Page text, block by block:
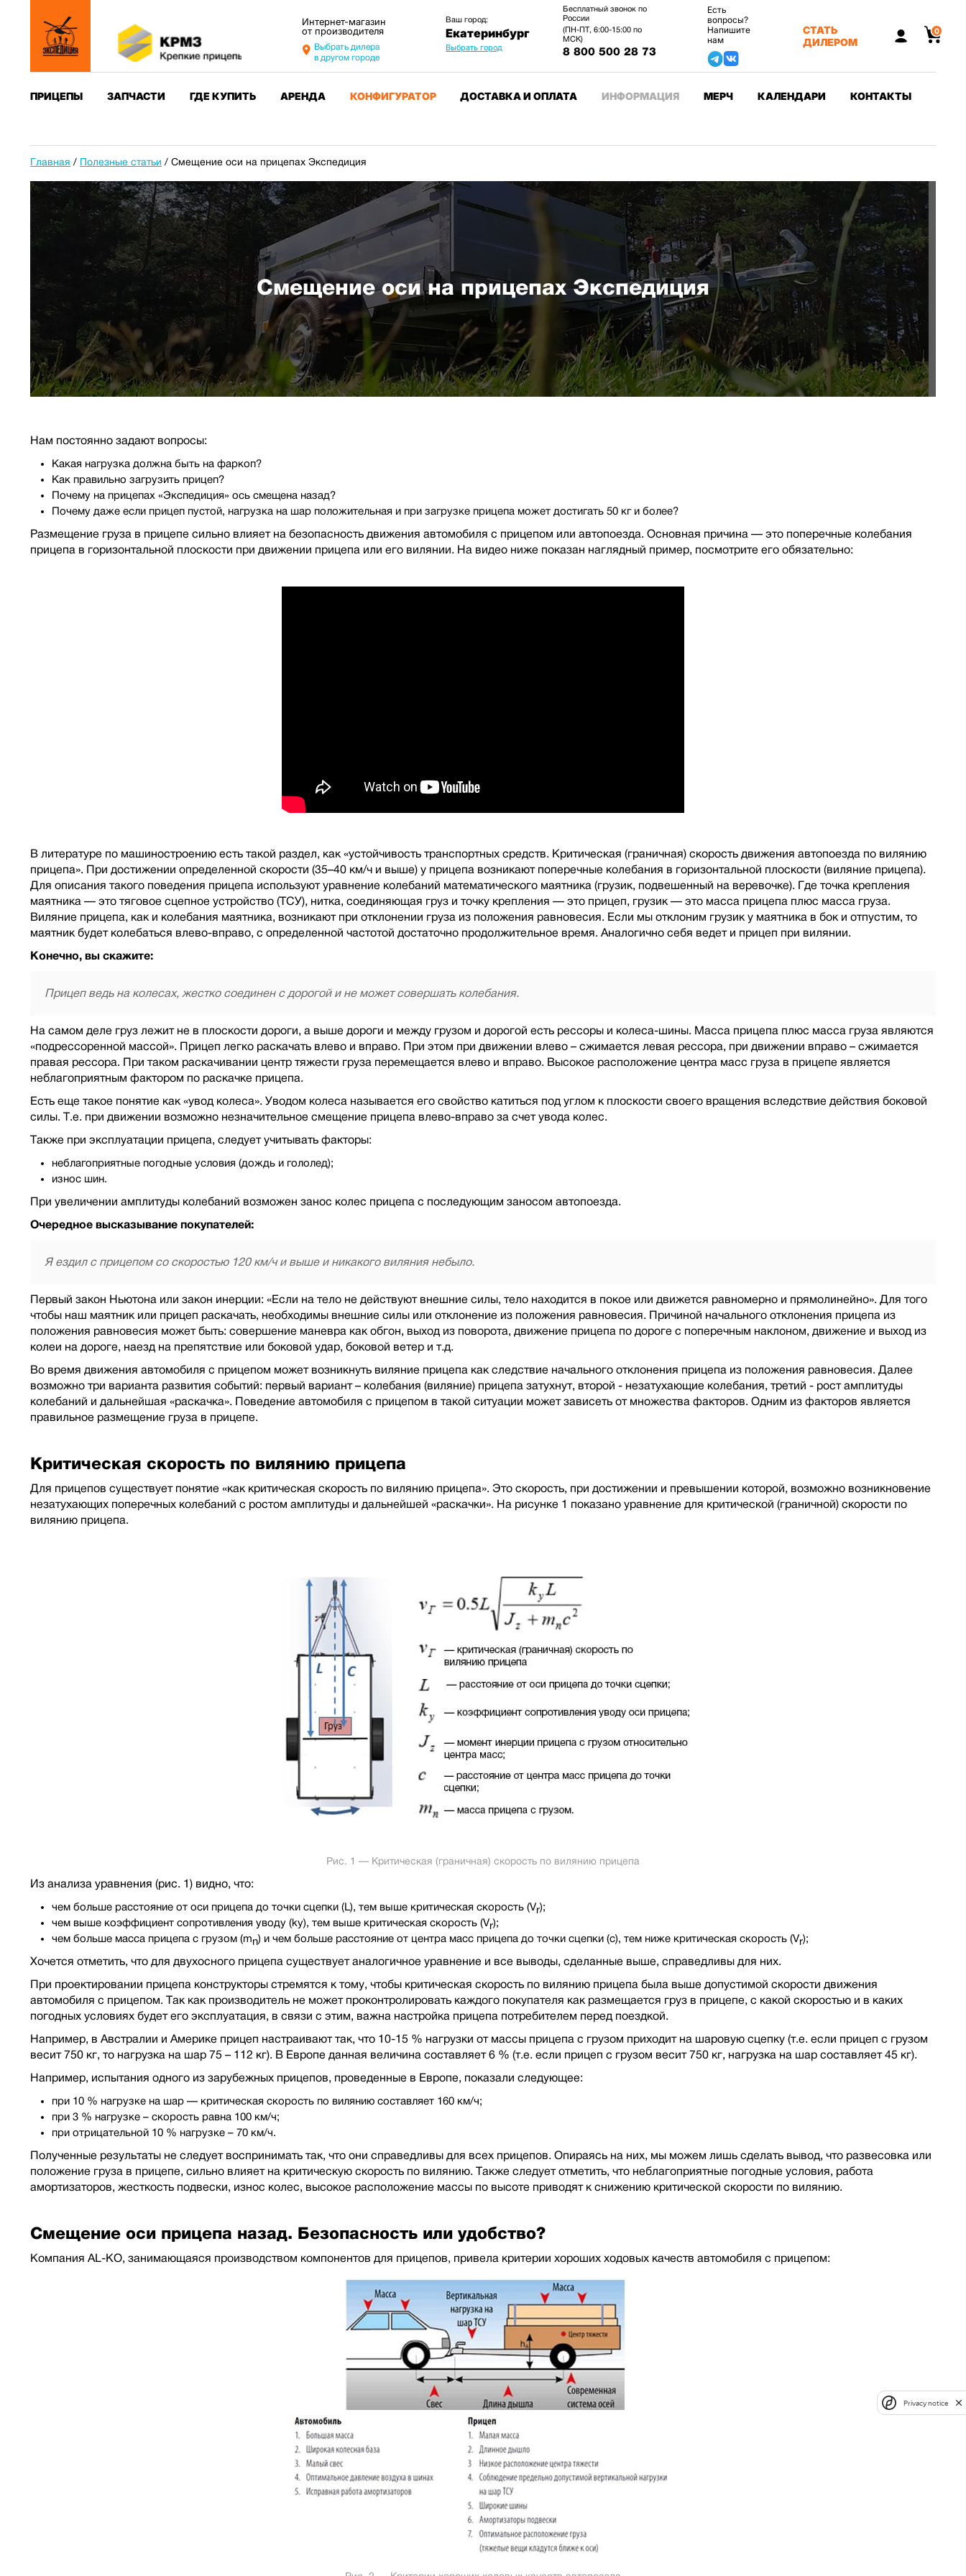
Интернет-магазин
от производителя
Выбрать дилера
в другом городе
Ваш город:
Екатеринбург
Выбрать город
Бесплатный звонок по
России
(ПН-ПТ, 6:00-15:00 по
МСК)
8 800 500 28 73
Есть
вопросы?
Напишите
нам
СТАТЬ
ДИЛЕРОМ
0
ПРИЦЕПЫ ЗАПЧАСТИ ГДЕ КУПИТЬ АРЕНДА КОНФИГУРАТОР ДОСТАВКА И ОПЛАТА ИНФОРМАЦИЯ МЕРЧ КАЛЕНДАРИ КОНТАКТЫ
Главная / Полезные статьи / Смещение оси на прицепах Экспедиция
Смещение оси на прицепах Экспедиция
Нам постоянно задают вопросы:
Какая нагрузка должна быть на фаркоп?
Как правильно загрузить прицеп?
Почему на прицепах «Экспедиция» ось смещена назад?
Почему даже если прицеп пустой, нагрузка на шар положительная и при загрузке прицепа может достигать 50 кг и более?
Размещение груза в прицепе сильно влияет на безопасность движения автомобиля с прицепом или автопоезда. Основная причина — это поперечные колебания
прицепа в горизонтальной плоскости при движении прицепа или его вилянии. На видео ниже показан наглядный пример, посмотрите его обязательно:
В литературе по машиностроению есть такой раздел, как «устойчивость транспортных средств. Критическая (граничная) скорость движения автопоезда по вилянию
прицепа». При достижении определенной скорости (35–40 км/ч и выше) у прицепа возникают поперечные колебания в горизонтальной плоскости (виляние прицепа).
Для описания такого поведения прицепа используют уравнение колебаний математического маятника (грузик, подвешенный на веревочке). Где точка крепления
маятника — это тяговое сцепное устройство (ТСУ), нитка, соединяющая груз и точку крепления — это прицеп, грузик — это масса прицепа плюс масса груза.
Виляние прицепа, как и колебания маятника, возникают при отклонении груза из положения равновесия. Если мы отклоним грузик у маятника в бок и отпустим, то
маятник будет колебаться влево-вправо, с определенной частотой достаточно продолжительное время. Аналогично себя ведет и прицеп при вилянии.
Конечно, вы скажите:
Прицеп ведь на колесах, жестко соединен с дорогой и не может совершать колебания.
На самом деле груз лежит не в плоскости дороги, а выше дороги и между грузом и дорогой есть рессоры и колеса-шины. Масса прицепа плюс масса груза являются
«подрессоренной массой». Прицеп легко раскачать влево и вправо. При этом при движении влево – сжимается левая рессора, при движении вправо – сжимается
правая рессора. При таком раскачивании центр тяжести груза перемещается влево и вправо. Высокое расположение центра масс груза в прицепе является
неблагоприятным фактором по раскачке прицепа.
Есть еще такое понятие как «увод колеса». Уводом колеса называется его свойство катиться под углом к плоскости своего вращения вследствие действия боковой
силы. Т.е. при движении возможно незначительное смещение прицепа влево-вправо за счет увода колес.
Также при эксплуатации прицепа, следует учитывать факторы:
неблагоприятные погодные условия (дождь и гололед);
износ шин.
При увеличении амплитуды колебаний возможен занос колес прицепа с последующим заносом автопоезда.
Очередное высказывание покупателей:
Я ездил с прицепом со скоростью 120 км/ч и выше и никакого виляния небыло.
Первый закон Ньютона или закон инерции: «Если на тело не действуют внешние силы, тело находится в покое или движется равномерно и прямолинейно». Для того
чтобы наш маятник или прицеп раскачать, необходимы внешние силы или отклонение из положения равновесия. Причиной начального отклонения прицепа из
положения равновесия может быть: совершение маневра как обгон, выход из поворота, движение прицепа по дороге с поперечным наклоном, движение и выход из
колеи на дороге, наезд на препятствие или боковой удар, боковой ветер и т.д.
Во время движения автомобиля с прицепом может возникнуть виляние прицепа как следствие начального отклонения прицепа из положения равновесия. Далее
возможно три варианта развития событий: первый вариант – колебания (виляние) прицепа затухнут, второй - незатухающие колебания, третий - рост амплитуды
колебаний и дальнейшая «раскачка». Поведение автомобиля с прицепом в такой ситуации может зависеть от множества факторов. Одним из факторов является
правильное размещение груза в прицепе.
Критическая скорость по вилянию прицепа
Для прицепов существует понятие «как критическая скорость по вилянию прицепа». Это скорость, при достижении и превышении которой, возможно возникновение
незатухающих поперечных колебаний с ростом амплитуды и дальнейшей «раскачки». На рисунке 1 показано уравнение для критической (граничной) скорости по
вилянию прицепа.
Рис. 1 — Критическая (граничная) скорость по вилянию прицепа
Из анализа уравнения (рис. 1) видно, что:
чем больше расстояние от оси прицепа до точки сцепки (L), тем выше критическая скорость (Vr);
чем выше коэффициент сопротивления уводу (ky), тем выше критическая скорость (Vr);
чем больше масса прицепа с грузом (mn) и чем больше расстояние от центра масс прицепа до точки сцепки (c), тем ниже критическая скорость (Vr);
Хочется отметить, что для двухосного прицепа существует аналогичное уравнение и все выводы, сделанные выше, справедливы для них.
При проектировании прицепа конструкторы стремятся к тому, чтобы критическая скорость по вилянию прицепа была выше допустимой скорости движения
автомобиля с прицепом. Так как производитель не может проконтролировать каждого покупателя как размещается груз в прицепе, с какой скоростью и в каких
погодных условиях будет его эксплуатация, в связи с этим, важна настройка прицепа потребителем перед поездкой.
Например, в Австралии и Америке прицеп настраивают так, что 10-15 % нагрузки от массы прицепа с грузом приходит на шаровую сцепку (т.е. если прицеп с грузом
весит 750 кг, то нагрузка на шар 75 – 112 кг). В Европе данная величина составляет 6 % (т.е. если прицеп с грузом весит 750 кг, нагрузка на шар составляет 45 кг).
Например, испытания одного из зарубежных прицепов, проведенные в Европе, показали следующее:
при 10 % нагрузке на шар — критическая скорость по вилянию составляет 160 км/ч;
при 3 % нагрузке – скорость равна 100 км/ч;
при отрицательной 10 % нагрузке – 70 км/ч.
Полученные результаты не следует воспринимать так, что они справедливы для всех прицепов. Опираясь на них, мы можем лишь сделать вывод, что развесовка или
положение груза в прицепе, сильно влияет на критическую скорость по вилянию. Также следует отметить, что неблагоприятные погодные условия, работа
амортизаторов, жесткость подвески, износ колес, высокое расположение массы по высоте приводят к снижению критической скорости по вилянию.
Смещение оси прицепа назад. Безопасность или удобство?
Компания AL-KO, занимающаяся производством компонентов для прицепов, привела критерии хороших ходовых качеств автомобиля с прицепом:
Privacy notice